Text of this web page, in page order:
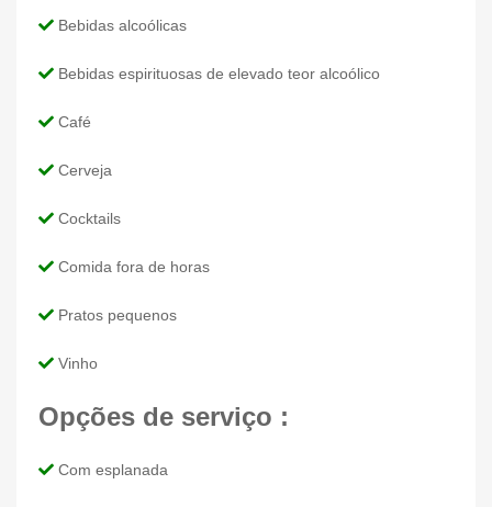
Bebidas alcoólicas
Bebidas espirituosas de elevado teor alcoólico
Café
Cerveja
Cocktails
Comida fora de horas
Pratos pequenos
Vinho
Opções de serviço :
Com esplanada